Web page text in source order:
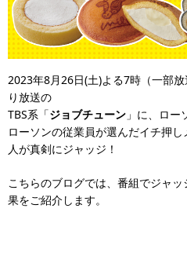
2023年8月26日(土)よる7時（一部
り放送の
TBS系「ジョブチューン 」に、ロー
ローソンの従業員が選んだイチ押
人が真剣にジャッジ！
こちらのブログでは、番組でジャ
果をご紹介します。